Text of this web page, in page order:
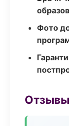
Фото
Отзывы